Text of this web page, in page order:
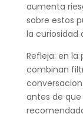
aumenta
sobre estos
la curiosidad
Refleja: en
combinan
antes de